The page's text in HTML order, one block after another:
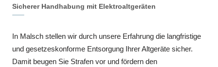
Sicherer Handhabung mit Elektroaltgeräten
In Malsch stellen wir durch unsere Erfahrung die langfristige
und gesetzeskonforme Entsorgung Ihrer Altgeräte sicher.
Damit beugen Sie Strafen vor und fördern den